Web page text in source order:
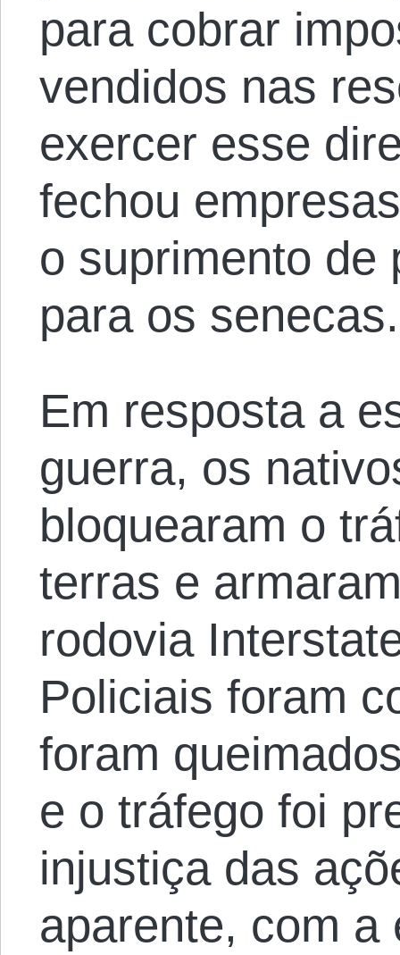
para cobrar
vendidos nas
exercer esse
fechou
o suprimento de
para os senecas.
Em resposta a
guerra, os
bloquearam o
terras e
rodovia
Policiais foram
foram
e o tráfego foi
injustiça das
aparente, com a